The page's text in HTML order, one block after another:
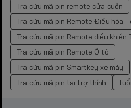
Tra cứu mã pin remote cửa cuốn
Tra cứu mã pin Remote Điều hòa -
Tra cứu mã pin Remote điều khiển
Tra cứu mã pin Remote Ô tô
Tra cứu mã pin Smartkey xe máy
Tra cứu mã pin tai trợ thính